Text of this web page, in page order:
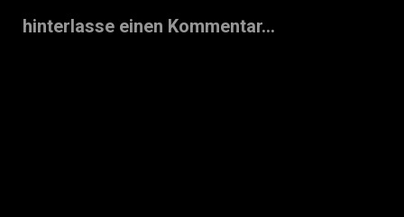
hinterlasse einen Kommentar...